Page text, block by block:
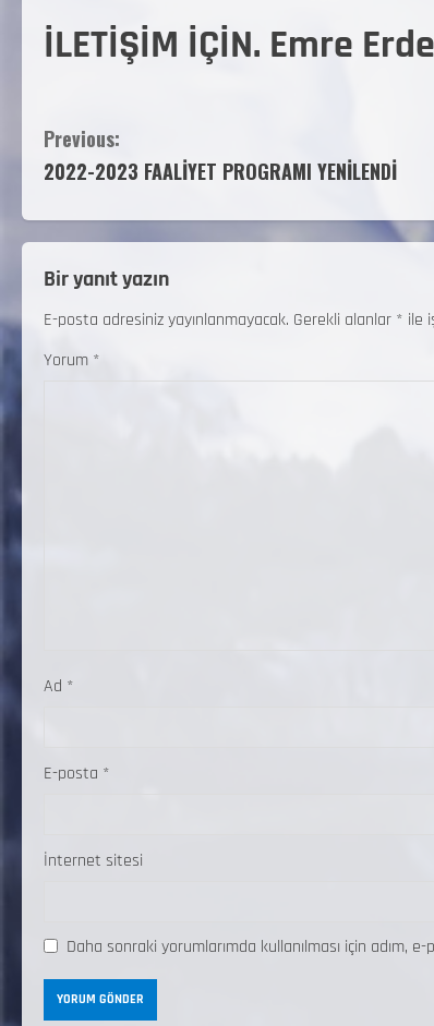
İLETİŞİM İÇİN. Emre
Previous:
2022-2023 FAALİYET PROGRAMI YENİLENDİ
Bir yanıt yazın
E-posta adresiniz yayınlanmayacak. Gerekli alanlar * ile
Yorum *
Ad *
E-posta *
İnternet sitesi
Daha sonraki yorumlarımda kullanılması için adım,